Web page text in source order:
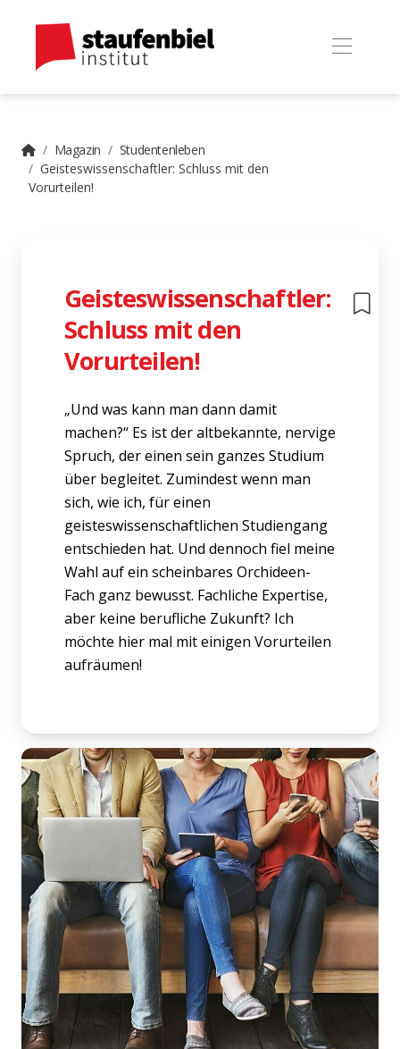
Magazin
Studentenleben
Geisteswissenschaftler: Schluss mit den
Vorurteilen!
Geisteswissenschaftler:
Schluss mit den
Vorurteilen!
„Und was kann man dann damit
machen?“ Es ist der altbekannte, nervige
Spruch, der einen sein ganzes Studium
über begleitet. Zumindest wenn man
sich, wie ich, für einen
geisteswissenschaftlichen Studiengang
entschieden hat. Und dennoch fiel meine
Wahl auf ein scheinbares Orchideen-
Fach ganz bewusst. Fachliche Expertise,
aber keine berufliche Zukunft? Ich
möchte hier mal mit einigen Vorurteilen
aufräumen!